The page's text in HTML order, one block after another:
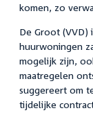
komen, zo
De Groot (VVD)
huurwoningen
mogelijk zijn,
maatregelen
suggereert om
tijdelijke